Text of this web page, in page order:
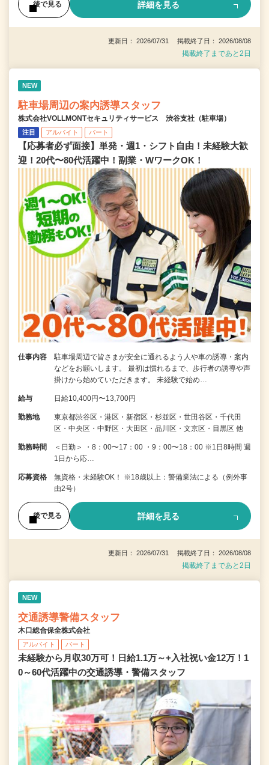
後で見る 詳細を見る
更新日： 2026/07/31 掲載終了日： 2026/08/08
掲載終了まであと2日
NEW
駐車場周辺の案内誘導スタッフ
株式会社VOLLMONTセキュリティサービス 渋谷支社（駐車場）
注目 アルバイト パート
【応募者必ず面接】単発・週1・シフト自由！未経験大歓
迎！20代〜80代活躍中！副業・WワークOK！
仕事内容
駐車場周辺で皆さまが安全に通れるよう人や車の誘導・案内
などをお願いします。 最初は慣れるまで、歩行者の誘導や声
掛けから始めていただきます。 未経験で始め…
給与 日給10,400円〜13,700円
勤務地
東京都渋谷区・港区・新宿区・杉並区・世田谷区・千代田
区・中央区・中野区・大田区・品川区・文京区・目黒区 他
勤務時間
＜日勤＞ ・8：00〜17：00 ・9：00〜18：00 ※1日8時間 週
1日から応…
応募資格
無資格・未経験OK！ ※18歳以上：警備業法による（例外事
由2号）
後で見る 詳細を見る
更新日： 2026/07/31 掲載終了日： 2026/08/08
掲載終了まであと2日
NEW
交通誘導警備スタッフ
木口総合保全株式会社
アルバイト パート
未経験から月収30万可！日給1.1万～+入社祝い金12万！1
0～60代活躍中の交通誘導・警備スタッフ